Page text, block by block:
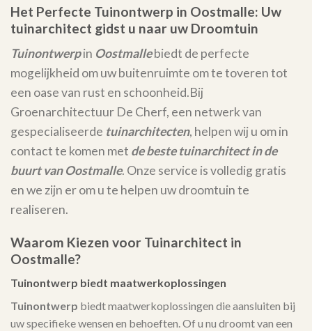
Het Perfecte Tuinontwerp in Oostmalle: Uw
tuinarchitect gidst u naar uw Droomtuin
Tuinontwerpin Oostmallebiedt de perfecte
mogelijkheid om uw buitenruimte om te toveren tot
een oase van rust en schoonheid.Bij
Groenarchitectuur De Cherf, een netwerk van
gespecialiseerde tuinarchitecten, helpen wij u om in
contact te komen met de beste tuinarchitect in de
buurt van Oostmalle. Onze service is volledig gratis
en we zijn er om u te helpen uw droomtuin te
realiseren.
Waarom Kiezen voor Tuinarchitect in
Oostmalle?
Tuinontwerp biedt maatwerkoplossingen
Tuinontwerp biedt maatwerkoplossingen die aansluiten bij
uw specifieke wensen en behoeften. Of u nu droomt van een